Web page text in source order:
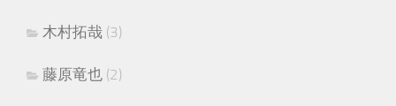
木村拓哉 (3)
藤原竜也 (2)